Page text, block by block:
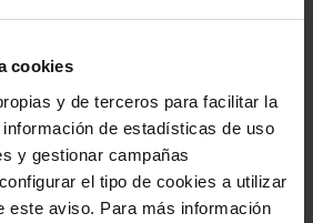
cookies
y de terceros para facilitar la
de estadísticas de uso
y gestionar campañas
el tipo de cookies a utilizar
este aviso. Para más información
para acceder a la jubilación